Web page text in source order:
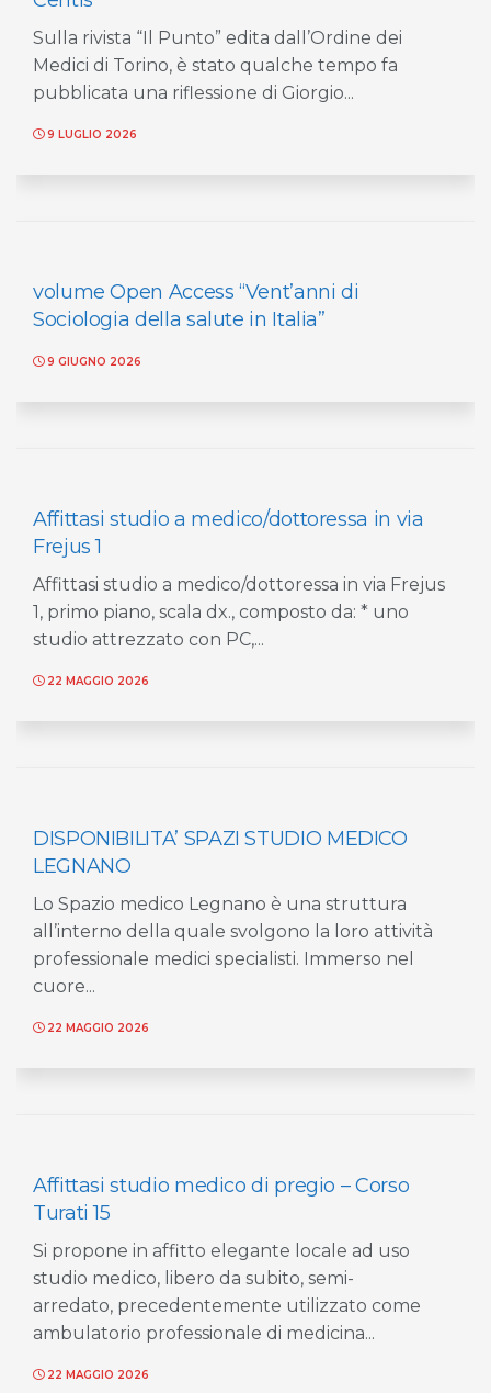
Sulla rivista “Il Punto” edita dall’Ordine dei
Medici di Torino, è stato qualche tempo fa
pubblicata una riflessione di Giorgio...
9 LUGLIO 2026
volume Open Access “Vent’anni di
Sociologia della salute in Italia”
9 GIUGNO 2026
Affittasi studio a medico/dottoressa in via
Frejus 1
Affittasi studio a medico/dottoressa in via Frejus
1, primo piano, scala dx., composto da: * uno
studio attrezzato con PC,...
22 MAGGIO 2026
DISPONIBILITA’ SPAZI STUDIO MEDICO
LEGNANO
Lo Spazio medico Legnano è una struttura
all’interno della quale svolgono la loro attività
professionale medici specialisti. Immerso nel
cuore...
22 MAGGIO 2026
Affittasi studio medico di pregio – Corso
Turati 15
Si propone in affitto elegante locale ad uso
studio medico, libero da subito, semi-
arredato, precedentemente utilizzato come
ambulatorio professionale di medicina...
22 MAGGIO 2026